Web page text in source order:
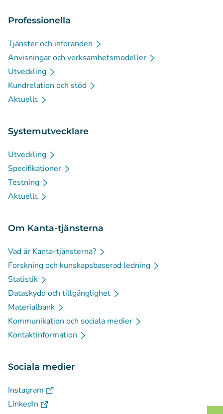
Professionella
Tjänster och införanden
Anvisningar och verksamhetsmodeller
Utveckling
Kundrelation och stöd
Aktuellt
Systemutvecklare
Utveckling
Specifikationer
Testning
Aktuellt
Om Kanta-tjänsterna
Vad är Kanta-tjänsterna?
Forskning och kunskapsbaserad ledning
Statistik
Dataskydd och tillgänglighet
Materialbank
Kommunikation och sociala medier
Kontaktinformation
Sociala medier
Instagram Avautuu uuteen välilehteen
LinkedIn Avautuu uuteen välilehteen